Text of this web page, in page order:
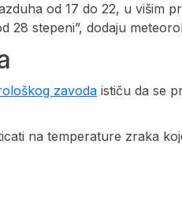
od 17 do 22, u višim
28 stepeni”, dodaju
zavoda ističu da se
na temperature zraka